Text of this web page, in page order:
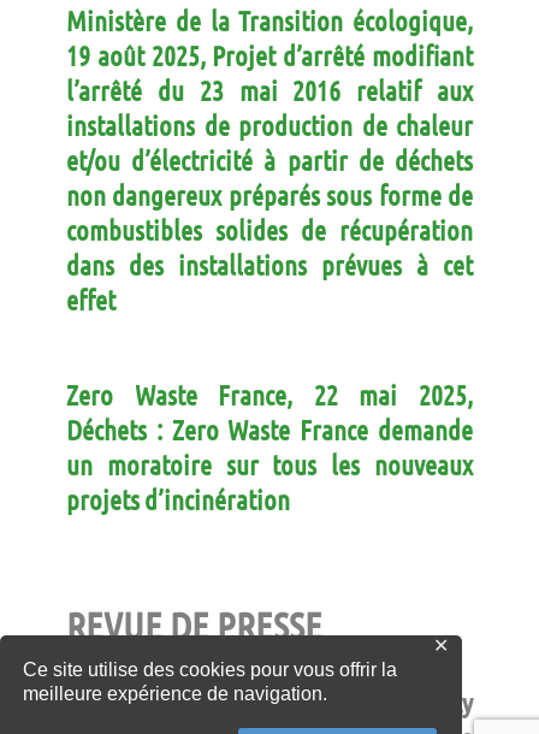
Ce site utilise des cookies pour vous offrir la
meilleure expérience de navigation.
✕
Ministère de la Transition écologique,
19 août 2025, Projet d’arrêté modifiant
l’arrêté du 23 mai 2016 relatif aux
installations de production de chaleur
et/ou d’électricité à partir de déchets
non dangereux préparés sous forme de
combustibles solides de récupération
dans des installations prévues à cet
effet
Zero Waste France, 22 mai 2025,
Déchets : Zero Waste France demande
un moratoire sur tous les nouveaux
projets d’incinération
REVUE DE PRESSE
KPMG, 6 août 2025, Rapport Circularity